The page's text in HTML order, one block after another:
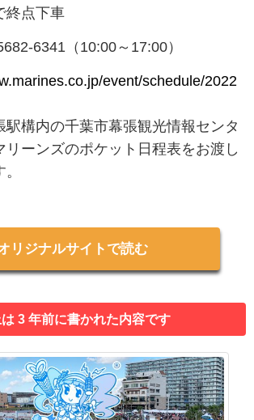
終点下車
6341（10:00～17:00）
event/schedule/2022
構内の千葉市幕張観光情報センタ
リーンズのポケット日程表をお渡し
オリジナルサイトで読む
は 3 年前に書かれた内容です